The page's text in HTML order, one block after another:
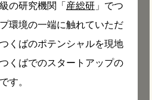
の研究機関「 産総研 」でつ
環境の一端に触れていただ
くばのポテンシャルを現地
くばでのスタートアップの
す。